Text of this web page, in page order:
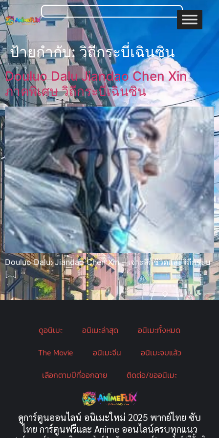
ป้ายกำกับ:วิถีกระบี่เฉินซิน
Douluo Dalu Jiandao Chen Xin
ภาคพิเศษ วิถีกระบี่เฉินซิน
Douluo Dalu: Jiandao Chen Xin – เจาะลึกชีวิตและวิถีกระบ
[…]
ดูอนิเมะ อนิเมะล่าสุด
อนิเมะทั้งหมด
The Movie
อนิเมะจีน
อนิเมะจบแล้ว
เลือกตามปีที่ออกฉาย
ติดต่อ/ขออนิเมะ
ดูการ์ตูนออนไลน์ อนิเมะใหม่ 2025 พากย์ไทย ซับ
ไทย การ์ตูนฟรีและ Anime ออนไลน์ครบทุกแนว